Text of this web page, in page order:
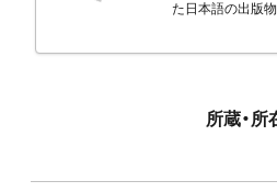
た日本語の出版物
所蔵・所